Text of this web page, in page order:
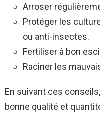
Arroser
Protéger les
ou anti-insectes.
Fertiliser à bon
Raciner les
En suivant ces
bonne qualité et